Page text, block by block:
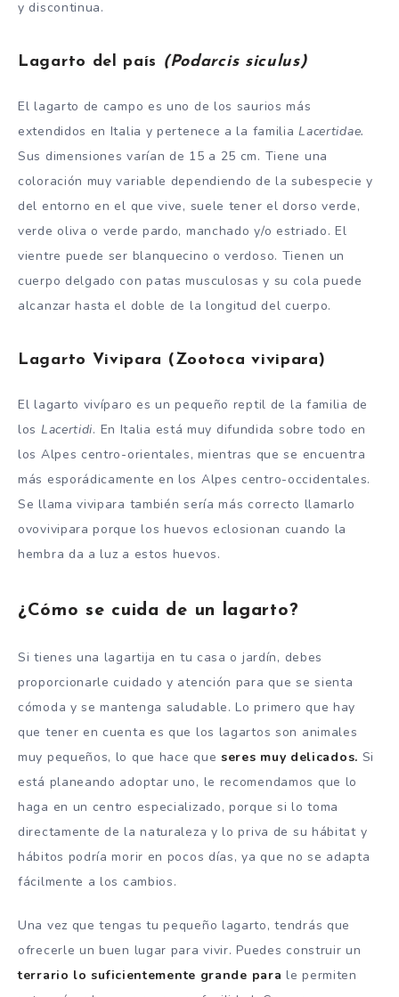
y discontinua.
Lagarto del país (Podarcis siculus)
El lagarto de campo es uno de los saurios más
extendidos en Italia y pertenece a la familiaLacertidae.
Sus dimensiones varían de 15 a 25 cm. Tiene una
coloración muy variable dependiendo de la subespecie y
del entorno en el que vive, suele tener el dorso verde,
verde oliva o verde pardo, manchado y/o estriado. El
vientre puede ser blanquecino o verdoso. Tienen un
cuerpo delgado con patas musculosas y su cola puede
alcanzar hasta el doble de la longitud del cuerpo.
Lagarto Vivipara (Zootoca vivipara)
El lagarto vivíparo es un pequeño reptil de la familia de
los Lacertidi. En Italia está muy difundida sobre todo en
los Alpes centro-orientales, mientras que se encuentra
más esporádicamente en los Alpes centro-occidentales.
Se llama vivipara también sería más correcto llamarlo
ovovivipara porque los huevos eclosionan cuando la
hembra da a luz a estos huevos.
¿Cómo se cuida de un lagarto?
Si tienes una lagartija en tu casa o jardín, debes
proporcionarle cuidado y atención para que se sienta
cómoda y se mantenga saludable. Lo primero que hay
que tener en cuenta es que los lagartos son animales
muy pequeños, lo que hace que seres muy delicados. Si
está planeando adoptar uno, le recomendamos que lo
haga en un centro especializado, porque si lo toma
directamente de la naturaleza y lo priva de su hábitat y
hábitos podría morir en pocos días, ya que no se adapta
fácilmente a los cambios.
Una vez que tengas tu pequeño lagarto, tendrás que
ofrecerle un buen lugar para vivir. Puedes construir un
terrario lo suficientemente grande para le permiten